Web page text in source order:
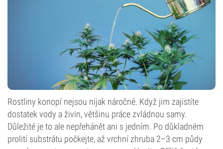
Rostliny konopí nejsou nijak náročné. Když jim zajistíte
dostatek vody a živin, většinu práce zvládnou samy.
Důležité je to ale nepřehánět ani s jedním. Po důkladném
prolití substrátu počkejte, až vrchní zhruba 2–3 cm půdy